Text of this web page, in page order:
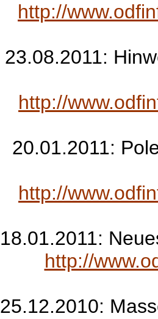
http://
23.08.2011:
http://
20.01.2011:
http://
18.01.2011:
http://
25.12.2010: